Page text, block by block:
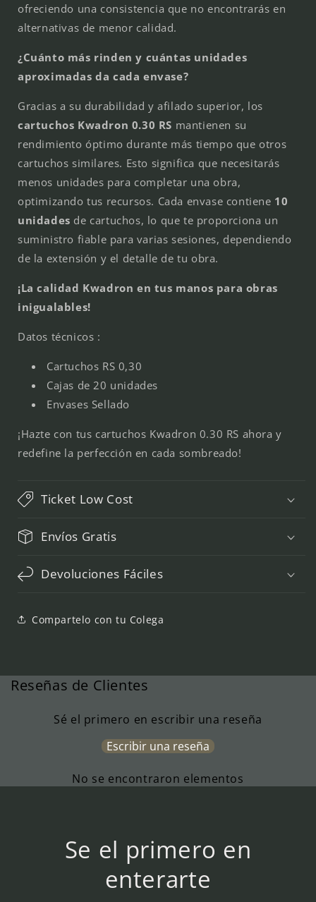
ofreciendo una consistencia que no encontrarás en
alternativas de menor calidad.
¿Cuánto más rinden y cuántas unidades
aproximadas da cada envase?
Gracias a su durabilidad y afilado superior, los
cartuchos Kwadron 0.30 RS mantienen su
rendimiento óptimo durante más tiempo que otros
cartuchos similares. Esto significa que necesitarás
menos unidades para completar una obra,
optimizando tus recursos. Cada envase contiene 10
unidades de cartuchos, lo que te proporciona un
suministro fiable para varias sesiones, dependiendo
de la extensión y el detalle de tu obra.
¡La calidad Kwadron en tus manos para obras
inigualables!
Datos técnicos :
Cartuchos RS 0,30
Cajas de 20 unidades
Envases Sellado
¡Hazte con tus cartuchos Kwadron 0.30 RS ahora y
redefine la perfección en cada sombreado!
Ticket Low Cost
Envíos Gratis
Devoluciones Fáciles
Compartelo con tu Colega
Reseñas de Clientes
Sé el primero en escribir una reseña
Escribir una reseña
No se encontraron elementos
Se el primero en
enterarte